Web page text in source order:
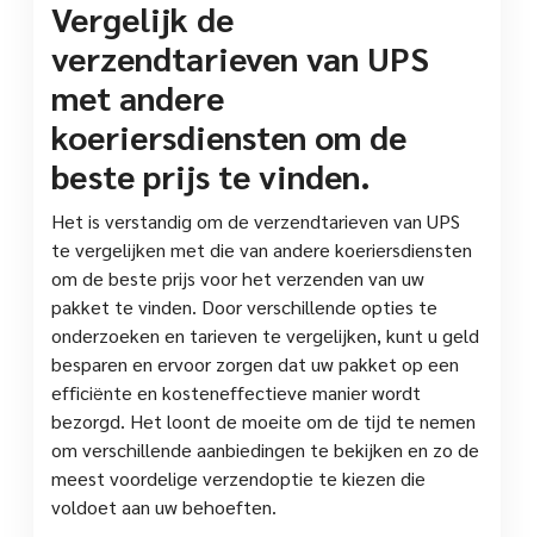
Vergelijk de
verzendtarieven van UPS
met andere
koeriersdiensten om de
beste prijs te vinden.
Het is verstandig om de verzendtarieven van UPS
te vergelijken met die van andere koeriersdiensten
om de beste prijs voor het verzenden van uw
pakket te vinden. Door verschillende opties te
onderzoeken en tarieven te vergelijken, kunt u geld
besparen en ervoor zorgen dat uw pakket op een
efficiënte en kosteneffectieve manier wordt
bezorgd. Het loont de moeite om de tijd te nemen
om verschillende aanbiedingen te bekijken en zo de
meest voordelige verzendoptie te kiezen die
voldoet aan uw behoeften.